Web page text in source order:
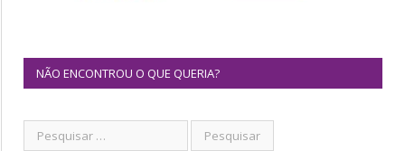
NÃO ENCONTROU O QUE QUERIA?